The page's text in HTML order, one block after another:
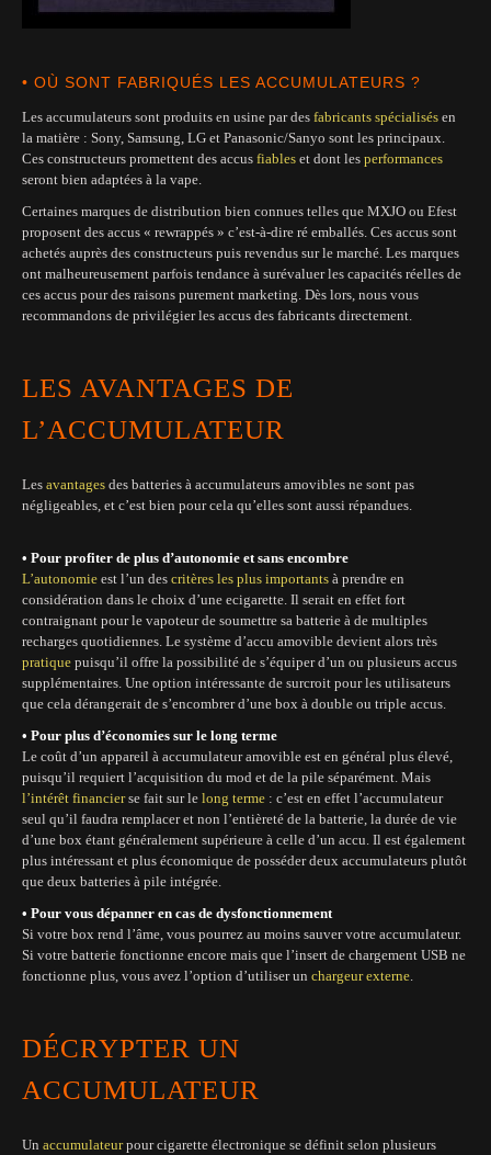
• OÙ SONT FABRIQUÉS LES ACCUMULATEURS ?
Les accumulateurs sont produits en usine par des fabricants spécialisés en
la matière : Sony, Samsung, LG et Panasonic/Sanyo sont les principaux.
Ces constructeurs promettent des accus fiables et dont les performances
seront bien adaptées à la vape.
Certaines marques de distribution bien connues telles que MXJO ou Efest
proposent des accus « rewrappés » c’est-à-dire ré emballés. Ces accus sont
achetés auprès des constructeurs puis revendus sur le marché. Les marques
ont malheureusement parfois tendance à surévaluer les capacités réelles de
ces accus pour des raisons purement marketing. Dès lors, nous vous
recommandons de privilégier les accus des fabricants directement.
LES AVANTAGES DE
L’ACCUMULATEUR
Les avantages des batteries à accumulateurs amovibles ne sont pas
négligeables, et c’est bien pour cela qu’elles sont aussi répandues.
• Pour profiter de plus d’autonomie et sans encombre
L’autonomie est l’un des critères les plus importants à prendre en
considération dans le choix d’une ecigarette. Il serait en effet fort
contraignant pour le vapoteur de soumettre sa batterie à de multiples
recharges quotidiennes. Le système d’accu amovible devient alors très
pratique puisqu’il offre la possibilité de s’équiper d’un ou plusieurs accus
supplémentaires. Une option intéressante de surcroit pour les utilisateurs
que cela dérangerait de s’encombrer d’une box à double ou triple accus.
• Pour plus d’économies sur le long terme
Le coût d’un appareil à accumulateur amovible est en général plus élevé,
puisqu’il requiert l’acquisition du mod et de la pile séparément. Mais
l’intérêt financierse fait sur le long terme : c’est en effet l’accumulateur
seul qu’il faudra remplacer et non l’entièreté de la batterie, la durée de vie
d’une box étant généralement supérieure à celle d’un accu. Il est également
plus intéressant et plus économique de posséder deux accumulateurs plutôt
que deux batteries à pile intégrée.
• Pour vous dépanner en cas de dysfonctionnement
Si votre box rend l’âme, vous pourrez au moins sauver votre accumulateur.
Si votre batterie fonctionne encore mais que l’insert de chargement USB ne
fonctionne plus, vous avez l’option d’utiliser un chargeur externe.
DÉCRYPTER UN
ACCUMULATEUR
Un accumulateurpour cigarette électronique se définit selon plusieurs